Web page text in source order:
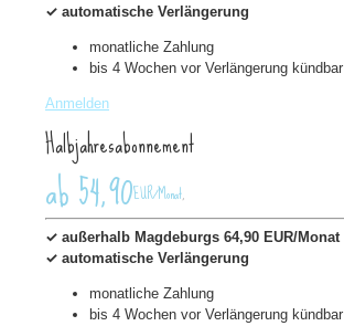
✓ automatische Verlängerung
monatliche Zahlung
bis 4 Wochen vor Verlängerung kündbar
Anmelden
Halbjahresabonnement
ab 54,90EUR/Monat,
✓ außerhalb Magdeburgs 64,90 EUR/Monat
✓ automatische Verlängerung
monatliche Zahlung
bis 4 Wochen vor Verlängerung kündbar